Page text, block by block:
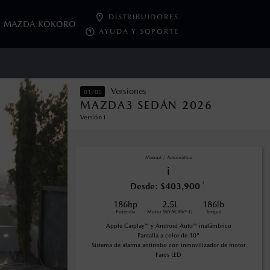
MAZDA KOKORO
DISTRIBUIDORES
AYUDA Y SOPORTE
01/05 Versiones
MAZDA3 SEDÁN 2026
Versión i
Manual / Automática
i
Desde: $403,900 1
186hp
Potencia
2.5L
Motor SKYACTIV®-G
186lb
Torque
Apple Carplay™ y Android Auto™ inalámbrico
Pantalla a color de 10"
Sistema de alarma antirrobo con inmovilizador de motor
Faros LED
de los Estados Unidos Mexicanos, incluyen: I.V.A., e
Mazda de México, se reserva el derecho de
disponibles en el asiento trasero para asegurar la
con ciertos dispositivos electrónicos. Consulta en
las condiciones.